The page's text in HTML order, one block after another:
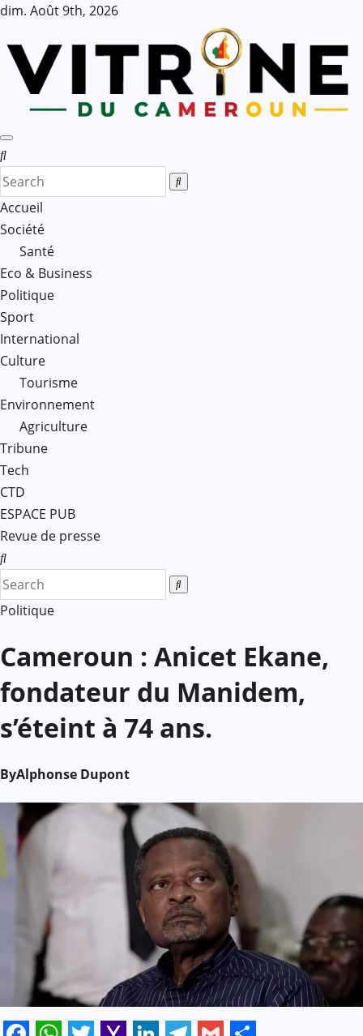
Skip
content
dim. Août 9th, 2026
Accueil
Société
Santé
Eco & Business
Politique
Sport
International
Culture
Tourisme
Environnement
Agriculture
Tribune
Tech
CTD
ESPACE PUB
Revue de presse
Politique
Cameroun : Anicet Ekane,
fondateur du Manidem,
s’éteint à 74 ans.
ByAlphonse Dupont